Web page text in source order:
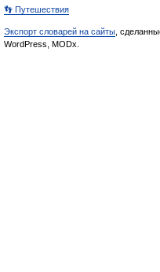
👣 Путешествия
Экспорт словарей на сайты ,
WordPress, MODx.